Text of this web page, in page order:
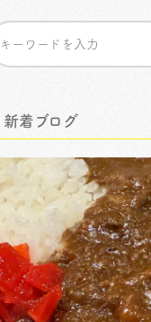
新着ブログ